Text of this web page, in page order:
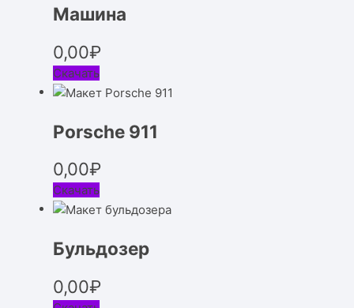
Машина
0,00₽
Скачать
Porsche 911
0,00₽
Скачать
Бульдозер
0,00₽